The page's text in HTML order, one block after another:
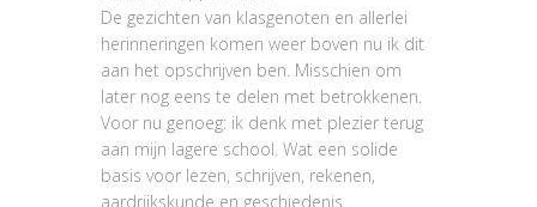
De gezichten van klasgenoten en allerlei
herinneringen komen weer boven nu ik dit
aan het opschrijven ben. Misschien om
later nog eens te delen met betrokkenen.
Voor nu genoeg: ik denk met plezier terug
aan mijn lagere school. Wat een solide
basis voor lezen, schrijven, rekenen,
aardrijkskunde en geschiedenis.